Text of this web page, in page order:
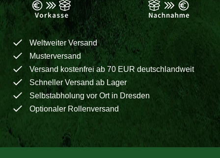
Weltweiter Versand
Musterversand
Versand kostenfrei ab 70 EUR deutschlandweit
Schneller Versand ab Lager
Selbstabholung vor Ort in Dresden
Optionaler Rollenversand